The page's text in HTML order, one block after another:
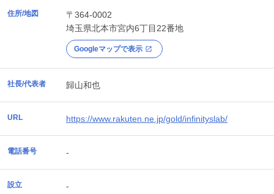
住所/地図
〒364-0002
埼玉県北本市宮内6丁目22番地
Googleマップで表示
社長/代表者 歸山和也
URL https://www.rakuten.ne.jp/gold/infinityslab/
電話番号 -
設立 -